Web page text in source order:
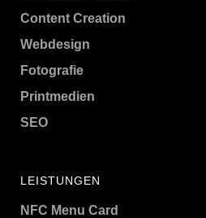
Content Creation
Webdesign
Fotografie
Printmedien
SEO
LEISTUNGEN
NFC Menu Card